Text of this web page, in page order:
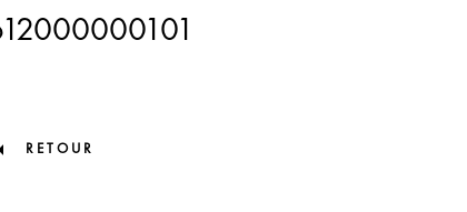
RETOUR